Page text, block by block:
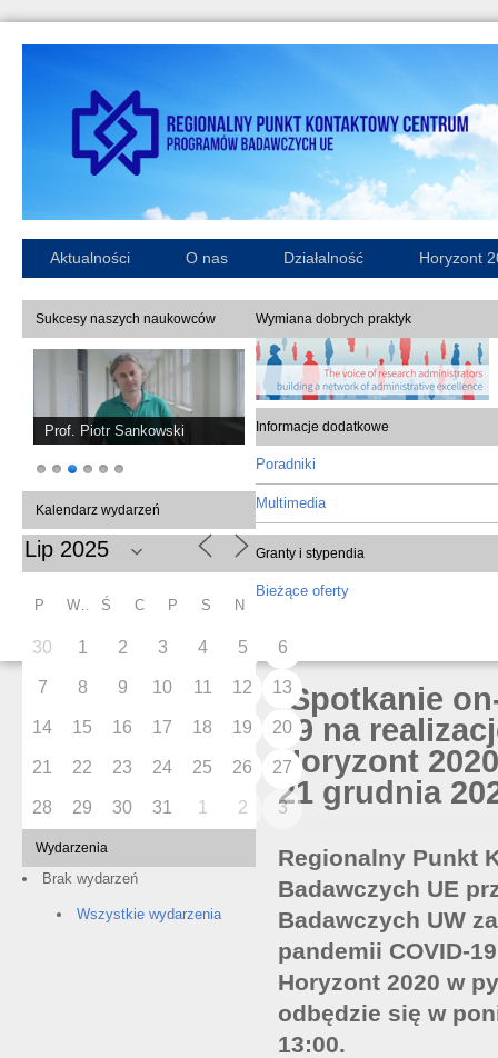
Aktualności O nas Działalność Horyzont
Sukcesy naszych naukowców
Prof. Piotr Sankowski
Kalendarz wydarzeń
P Ś C P S N
30 1 2 3 4 5 6
7 8 9 10 11 12 13
14 15 16 17 18 19 20
21 22 23 24 25 26 27
28 29 30 31 1 2 3
Wydarzenia
Brak wydarzeń
Wszystkie wydarzenia
Wymiana dobrych praktyk
Informacje dodatkowe
Poradniki
Multimedia
Granty i stypendia
Bieżące oferty
[Spotkanie
19 na
Horyzont
21 grudnia
Regionalny Punkt
Badawczych UE
Badawczych UW
pandemii COVID-
Horyzont 2020 w
odbędzie się w
13:00.